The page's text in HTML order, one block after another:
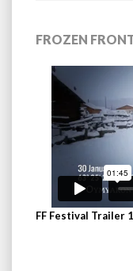
FROZEN
FF Festival Trailer